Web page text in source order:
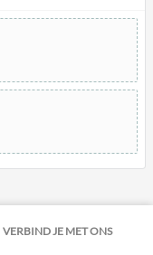
VERBIND JE MET ONS